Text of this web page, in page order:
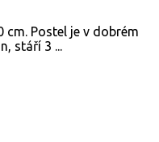
cm. Postel je v dobrém
stáří 3 ...